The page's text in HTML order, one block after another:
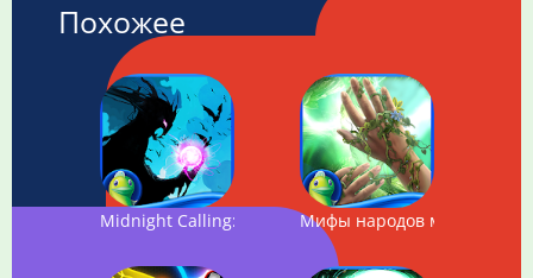
Похожее
Midnight Calling: Valeria Мифы народов мира.